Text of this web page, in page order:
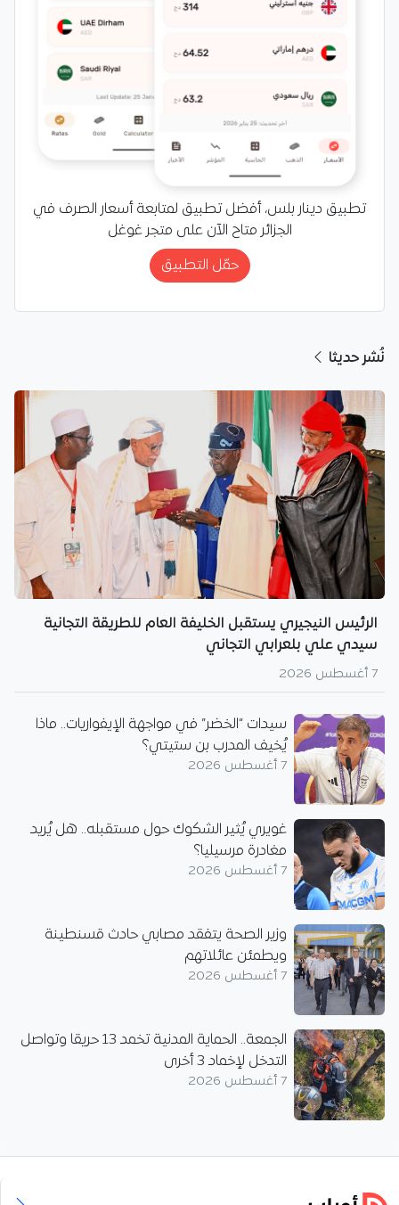
تطبيق دينار بلس، أفضل تطبيق لمتابعة أسعار الصرف في
الجزائر متاح الآن على متجر غوغل
حمّل التطبيق
نُشر حديثا
الرئيس النيجيري يستقبل الخليفة العام للطريقة التجانية
سيدي علي بلعرابي التجاني
7 أغسطس 2026
سيدات “الخضر” في مواجهة الإيفواريات.. ماذا
يُخيف المدرب بن ستيتي؟
7 أغسطس 2026
غويري يُثير الشكوك حول مستقبله.. هل يُريد
مغادرة مرسيليا؟
7 أغسطس 2026
وزير الصحة يتفقد مصابي حادث قسنطينة
ويطمئن عائلاتهم
7 أغسطس 2026
الجمعة.. الحماية المدنية تخمد 13 حريقا وتواصل
التدخل لإخماد 3 أخرى
7 أغسطس 2026